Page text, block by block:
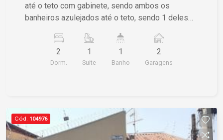
até o teto com gabinete, sendo ambos os
banheiros azulejados até o teto, sendo 1 deles
com portão basculante.
2
Dorm.
1
Suite
1
Banho
2
Garagens
Cód. 104976